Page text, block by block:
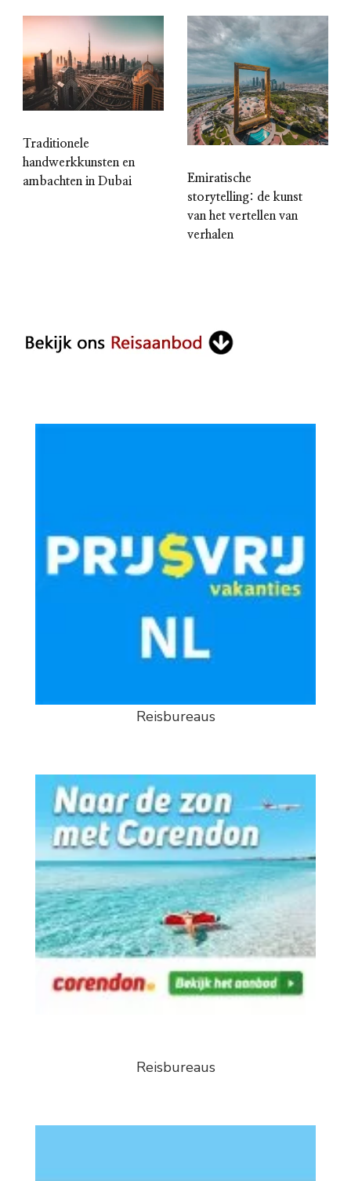
Traditionele
handwerkkunsten en
ambachten in Dubai
Emiratische
storytelling: de kunst
van het vertellen van
verhalen
Reisbureaus
Reisbureaus